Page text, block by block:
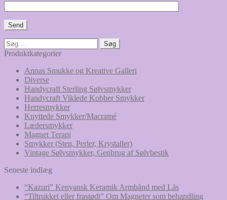
Søg
efter:
Produktkategorier
Annas Smukke og Kreative Galleri
Diverse
Handycraft Sterling Sølvsmykker
Handycraft Viklede Kobber Smykker
Herresmykker
Knyttede Smykker/Macramé
Lædersmykker
Magnet Terapi
Smykker (Sten, Perler, Krystaller)
Vintage Sølvsmykker, Genbrug af Sølvbestik
Seneste indlæg
“Kazuri” Kenyansk Keramik Armbånd med Lås
“Tiltrukket eller frastødt” Om Magneter som behandling